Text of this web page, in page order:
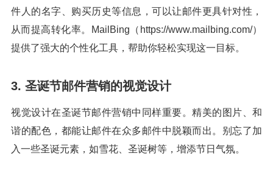
件人的名字、购买历史等信息，可以让邮件更具针对性，
从而提高转化率。MailBing（https://www.mailbing.com/）
提供了强大的个性化工具，帮助你轻松实现这一目标。
3. 圣诞节邮件营销的视觉设计
视觉设计在圣诞节邮件营销中同样重要。精美的图片、和
谐的配色，都能让邮件在众多邮件中脱颖而出。别忘了加
入一些圣诞元素，如雪花、圣诞树等，增添节日气氛。